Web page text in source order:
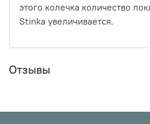
этого колечка количество
Stinka увеличивается.
Отзывы